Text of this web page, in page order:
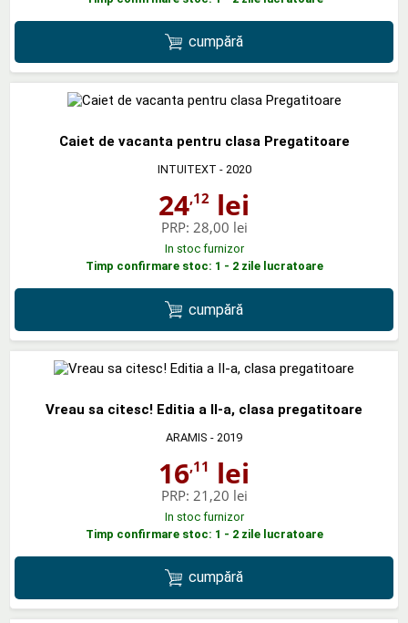
cumpără
Caiet de vacanta pentru clasa Pregatitoare
INTUITEXT - 2020
24,12 lei
PRP: 28,00 lei
In stoc furnizor
Timp confirmare stoc: 1 - 2 zile lucratoare
cumpără
Vreau sa citesc! Editia a II-a, clasa pregatitoare
ARAMIS - 2019
16,11 lei
PRP: 21,20 lei
In stoc furnizor
Timp confirmare stoc: 1 - 2 zile lucratoare
cumpără